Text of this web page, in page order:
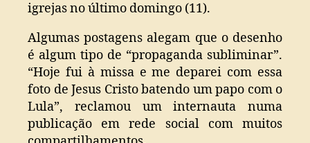
igrejas no último domingo (11).
Algumas postagens alegam que o desenho
é algum tipo de “propaganda subliminar”.
“Hoje fui à missa e me deparei com essa
foto de Jesus Cristo batendo um papo com o
Lula”, reclamou um internauta numa
publicação em rede social com muitos